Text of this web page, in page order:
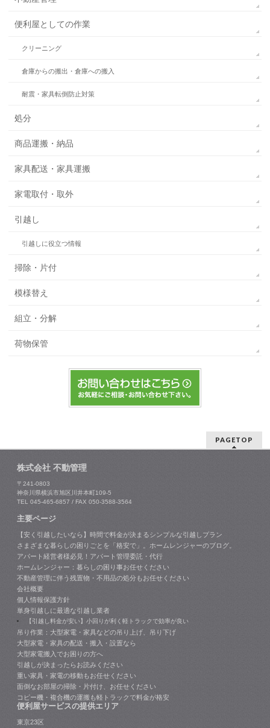
便利屋としての作業
クリーニング
倉庫からの搬出・倉庫への搬入
耐震・家具転倒防止対策
処分
商品運搬・納品
家具配送・家具運搬
家電取付・取外
引越し
引越しに役立つ情報
掃除・片付
模様替え
組立・分解
荷物保管
PAGETOP
株式会社 不動管理
〒241-0803
神奈川県横浜市旭区川井本町109-5
TEL 045-465-6857 / FAX 050-3588-3564
主要ページ
【安く引越したいなら】時間で料金が決まるシンプルな引越しプラン
さまざまな暮らしの困りごとを「格安で」。ホームレンジャーのブログ。
アパート経営者様必見！アパート管理委託・代行
ホームレンジャー：暮らしの困り事お任せください
不動産管理に伴う残置物・不用品の処分もお任せください
会社概要
個人情報保護方針
単身引越しに最適な引越し業者
【引越し料金が安い】小回りが利く軽トラックで効率が良い
吊り作業：大型家電・家具などの吊り上げ、吊り下げ
大型家電・家具の配送・搬入・設置なら
大型家電搬入でお困りの方へ
引越しが決まったらお読みください
重い家具・家電の移動もお任せください
面倒なお部屋の掃除・片付け、お任せください
コピー機・複合機の運搬も軽トラックで料金が格安
便利屋サービスの提供エリア
東京23区